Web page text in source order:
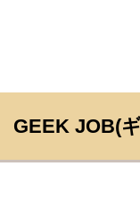
GEEK JOB(